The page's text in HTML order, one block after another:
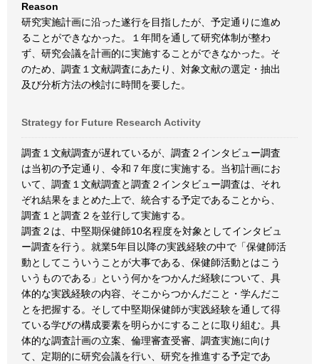
Reason
研究実施計画に沿った遂行を目指したが、予定通りに進め
ることができなかった。１年間を通して研究体制が整わ
ず、研究会議を計画的に実施することができなかった。そ
のため、調査１文献調査にあたり、対象文献の選定・抽出
及び分析方法の検討に時間を要した。
Strategy for Future Research Activity
調査１文献調査が遅れているが、調査２インタビュー調査
は当初の予定通り、令和７年度に実施する。当初計画にお
いて、調査１文献調査と調査２インタビュー調査は、それ
ぞれ結果をまとめた上で、統合する予定であることから、
調査１と調査２を並行して実施する。
調査２は、中堅期保健師10名程度を対象としてインタビュ
ー調査を行う。就業5年目以降の実践経験の中で「保健師活
動としてこういうことが大事である、保健師活動とはこう
いうものである」という何かをつかんだ経験について、具
体的な実践経験の内容、そこからつかんだこと・学んだこ
とを把握する。そして中堅期保健師が実践経験を通して得
ている学びの構成要素を明らかにすることに取り組む。具
体的な調査計画の立案、倫理審査受審、調査実施に向け
て、定期的に研究会議を行い、研究を推進する予定であ